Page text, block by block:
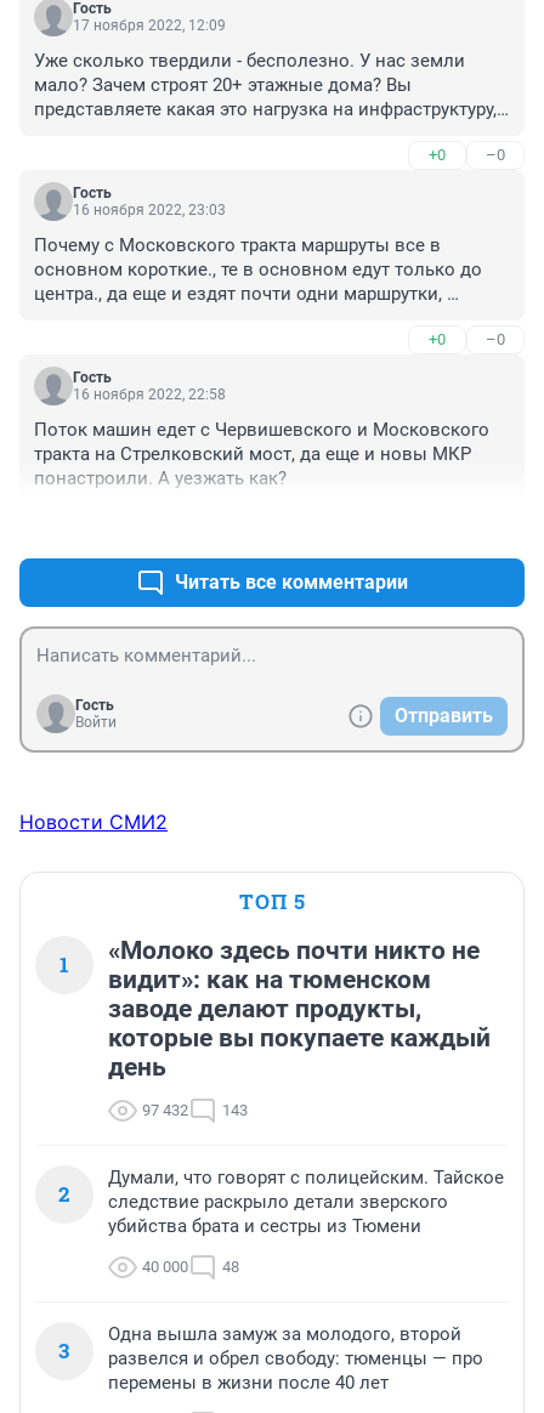
Гость
17 ноября 2022, 12:09
Уже сколько твердили - бесполезно. У нас земли
мало? Зачем строят 20+ этажные дома? Вы
представляете какая это нагрузка на инфраструктуру,
становится страшно. Абсолютно бестолковый
градостроительный план.
+0 –0
Гость
16 ноября 2022, 23:03
Почему с Московского тракта маршруты все в
основном короткие., те в основном едут только до
центра., да еще и ездят почти одни маршрутки,
Очень плохо организован общественный транспорт.
Хотя напрс Восточного МКр ездят длинные маршруты
в любую часть города, да и еще и автобусы.
+0 –0
Гость
16 ноября 2022, 22:58
Поток машин едет с Червишевского и Московского
тракта на Стрелковский мост, да еще и новы МКР
понастроили. А уезжать как?
Читать все комментарии
Гость
Войти
Отправить
Новости СМИ2
ТОП 5
1
«Молоко здесь почти никто не
видит»: как на тюменском
заводе делают продукты,
которые вы покупаете каждый
день
97 432 143
2
Думали, что говорят с полицейским. Тайское
следствие раскрыло детали зверского
убийства брата и сестры из Тюмени
40 000 48
3
Одна вышла замуж за молодого, второй
развелся и обрел свободу: тюменцы — про
перемены в жизни после 40 лет